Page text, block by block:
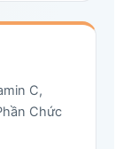
C,
Chức